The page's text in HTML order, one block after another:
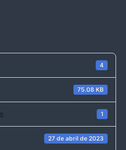
4
75.08 KB
1
27 de abril de 2023